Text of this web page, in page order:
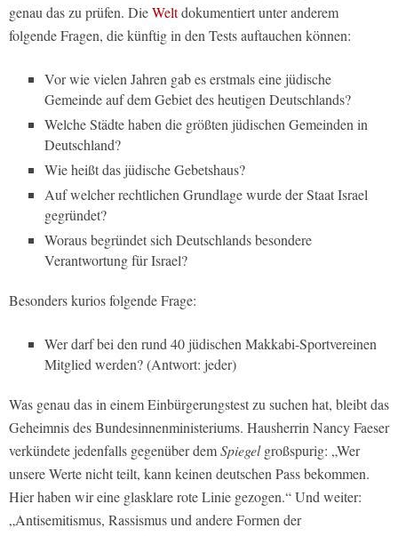
genau das zu prüfen. DieWeltdokumentiert unter anderem
folgende Fragen, die künftig in den Tests auftauchen können:
Vor wie vielen Jahren gab es erstmals eine jüdische
Gemeinde auf dem Gebiet des heutigen Deutschlands?
Welche Städte haben die größten jüdischen Gemeinden in
Deutschland?
Wie heißt das jüdische Gebetshaus?
Auf welcher rechtlichen Grundlage wurde der Staat Israel
gegründet?
Woraus begründet sich Deutschlands besondere
Verantwortung für Israel?
Besonders kurios folgende Frage:
Wer darf bei den rund 40 jüdischen Makkabi-Sportvereinen
Mitglied werden? (Antwort: jeder)
Was genau das in einem Einbürgerungstest zu suchen hat, bleibt das
Geheimnis des Bundesinnenministeriums. Hausherrin Nancy Faeser
verkündete jedenfalls gegenüber demSpiegelgroßspurig: „Wer
unsere Werte nicht teilt, kann keinen deutschen Pass bekommen.
Hier haben wir eine glasklare rote Linie gezogen.“ Und weiter:
„Antisemitismus, Rassismus und andere Formen der